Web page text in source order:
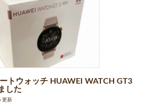
トウォッチ HUAWEI WATCH GT3
した
更新